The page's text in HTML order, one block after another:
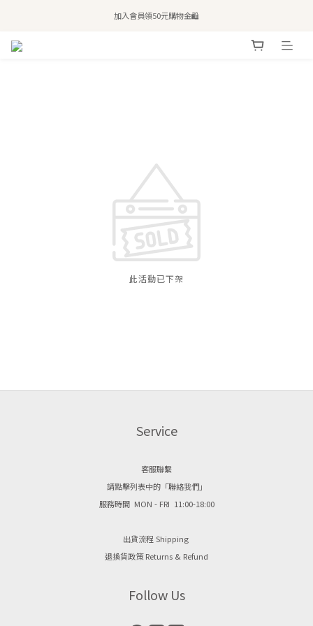
全站滿$2,500免運｜6/30前 含新品滿$1,300超取免運
加入會員領50元購物金🛍️
此活動已下架
Service
客服聯繫
請點擊列表中的「聯絡我們」
服務時間 MON - FRI 11:00-18:00
出貨流程 Shipping
退換貨政策 Returns & Refund
Follow Us